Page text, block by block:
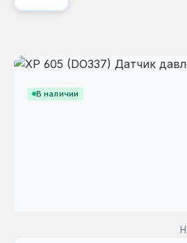
В наличии
Пропустить галерею